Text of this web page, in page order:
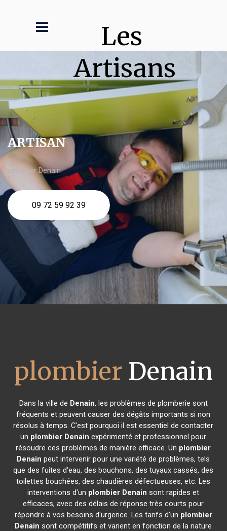
Les
Artisans
ARTISAN
plombier Denain
09 72 59 92 39
plombier Denain
Dans la ville de Denain, les problèmes de plomberie sont
fréquents et peuvent causer des dégâts importants si non
résolus à temps. C'est pourquoi il est essentiel de contacter
un plombier Denain expérimenté et professionnel pour
résoudre ces problèmes de manière efficace. Un plombier
Denain peut intervenir pour une variété de problèmes, tels
que des fuites d'eau, des bouchons, des tuyaux cassés, des
toilettes bouchées, des chaudières défectueuses, etc. Les
interventions d'un plombier Denain sont rapides et
efficaces, avec des délais de réponse très courts pour
répondre à vos besoins d'urgence. Les tarifs d'un plombier
Denain sont compétitifs et varient en fonction de la nature